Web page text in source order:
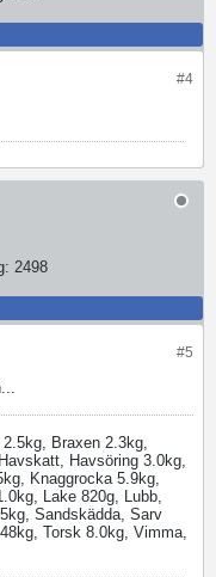
#4
2498
#5
Braxen 2.3kg,
Havsöring 3.0kg,
Knaggrocka 5.9kg,
Lake 820g, Lubb,
Sandskädda, Sarv
Torsk 8.0kg, Vimma,